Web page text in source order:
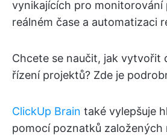
vynikajících pro monitorování
reálném čase a automatizaci
Chcete se naučit, jak vytvořit
řízení projektů? Zde je
ClickUp Brain také vylepšuje
pomocí poznatků založených